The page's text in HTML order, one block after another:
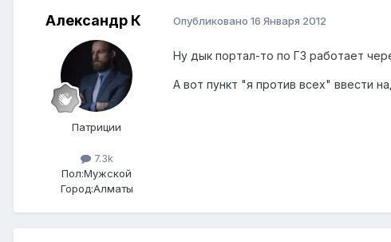
Александр К
Патриции
7.3k
Пол:Мужской
Город:Алматы
Опубликовано 16 Января 2012
Ну дык портал-то по ГЗ работает
А вот пункт "я против всех" ввести